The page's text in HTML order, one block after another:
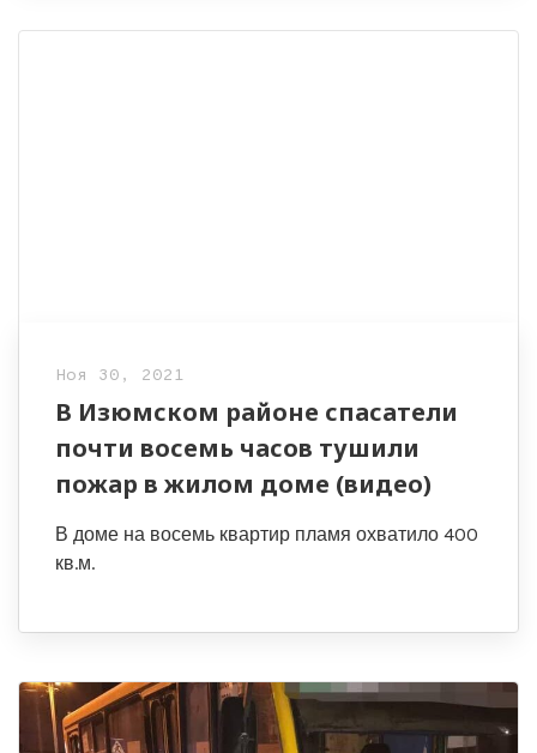
Ноя 30, 2021
В Изюмском районе спасатели
почти восемь часов тушили
пожар в жилом доме (видео)
В доме на восемь квартир пламя охватило 400
кв.м.